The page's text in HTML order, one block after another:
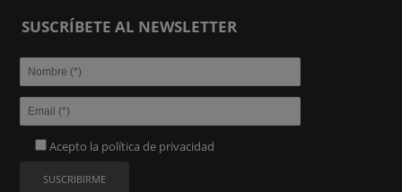
SUSCRÍBETE AL NEWSLETTER
Acepto la política de privacidad